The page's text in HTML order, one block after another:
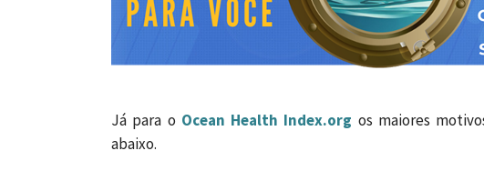
Já para o Ocean Health Index.org os maiores
abaixo.